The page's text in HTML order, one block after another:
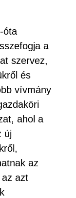
óta
a
szervez,
és
vívmány
ahol a
új
az
az azt